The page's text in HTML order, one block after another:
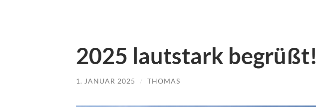
2025 lautstark begrüßt!
1. JANUAR 2025 / THOMAS